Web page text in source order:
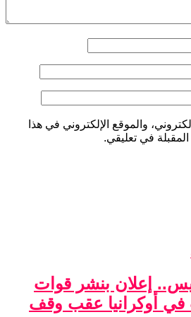
والموقع الإلكتروني في هذا
في تعليقي.
إعلان بنشر قوات
في أوكرانيا عقب وقف